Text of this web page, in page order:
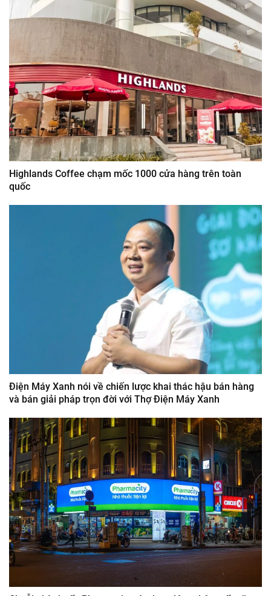
Highlands Coffee chạm mốc 1000 cửa hàng trên toàn
quốc
Điện Máy Xanh nói về chiến lược khai thác hậu bán hàng
và bán giải pháp trọn đời với Thợ Điện Máy Xanh